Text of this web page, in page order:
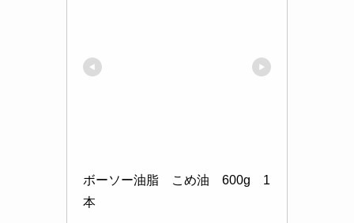
ボーソー油脂　こめ油　600g　1
本